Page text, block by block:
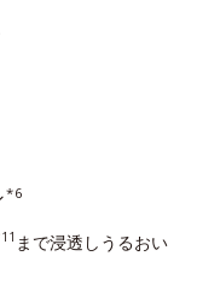
*6
まで浸透し うるおい